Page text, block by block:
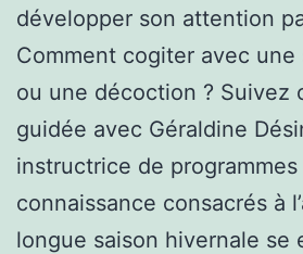
développer son attention
Comment cogiter avec une
ou une décoction ? Suivez
guidée avec Géraldine
instructrice de
connaissance consacrés à
longue saison hivernale se